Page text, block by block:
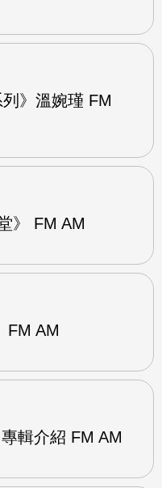
列》溫婉瑾 FM
》 FM AM
FM AM
輯介紹 FM AM